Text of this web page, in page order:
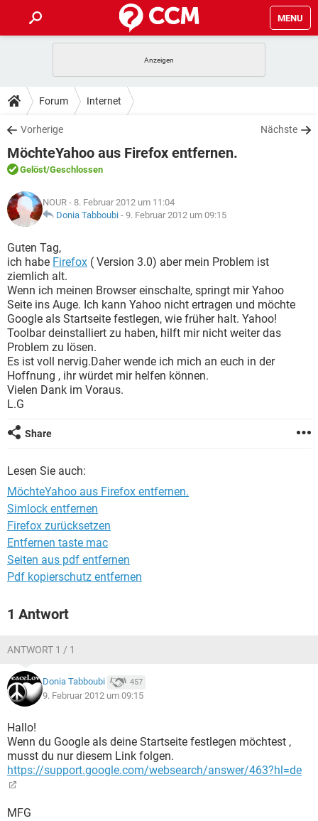
MENU
ANDROID
WINDOWS 10
WHATSAPP TIKTOK
FACEBOOK
TIPPS & TRICKS
SPIELE
WINDOWS 10
WHATSAPP
FACEBOOK HARDWARE
DOWNLOADS
SPIELE STREAMING
ANDROID
WINDOWS 10 INSTAGRAM
WHATSAPP
FACEBOOK
FORUM
SPIELE
ANDROID IOS
WHATSAPP TIKTOK
FACEBOOK HARDWARE
LEXIKON
SPIELE
ANDROID
WINDOWS 10
WHATSAPP TIKTOK
FACEBOOK HARDWARE
Forum Internet
Vorherige Nächste
MöchteYahoo aus Firefox entfernen.
Gelöst/Geschlossen
NOUR - 8. Februar 2012 um 11:04
Donia Tabboubi - 9. Februar 2012 um 09:15
Guten Tag,
ich habe Firefox ( Version 3.0) aber mein Problem ist
ziemlich alt.
Wenn ich meinen Browser einschalte, springt mir Yahoo
Seite ins Auge. Ich kann Yahoo nicht ertragen und möchte
Google als Startseite festlegen, wie früher halt. Yahoo!
Toolbar deinstalliert zu haben, hilft mir nicht weiter das
Problem zu lösen.
Es ist voll nervig.Daher wende ich mich an euch in der
Hoffnung , ihr würdet mir helfen können.
Vielen Dank im Voraus.
L.G
Share
Lesen Sie auch:
MöchteYahoo aus Firefox entfernen.
Simlock entfernen
Firefox zurücksetzen
Entfernen taste mac
Seiten aus pdf entfernen
Pdf kopierschutz entfernen
1 Antwort
ANTWORT 1 / 1
Donia Tabboubi 457
9. Februar 2012 um 09:15
Hallo!
Wenn du Google als deine Startseite festlegen möchtest ,
musst du nur diesem Link folgen.
https://support.google.com/websearch/answer/463?hl=de
MFG